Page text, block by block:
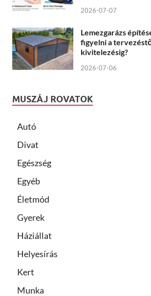
2026-07-07
Lemezgarázs
figyelni a
kivitelezésig?
2026-07-06
MUSZÁJ ROVATOK
Autó
Divat
Egészség
Egyéb
Életmód
Gyerek
Háziállat
Helyesírás
Kert
Munka